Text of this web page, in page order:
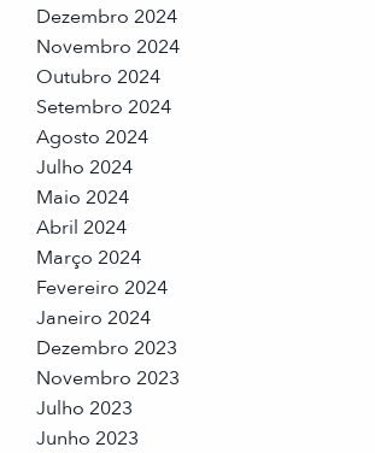
Dezembro 2024
Novembro 2024
Outubro 2024
Setembro 2024
Agosto 2024
Julho 2024
Maio 2024
Abril 2024
Março 2024
Fevereiro 2024
Janeiro 2024
Dezembro 2023
Novembro 2023
Julho 2023
Junho 2023